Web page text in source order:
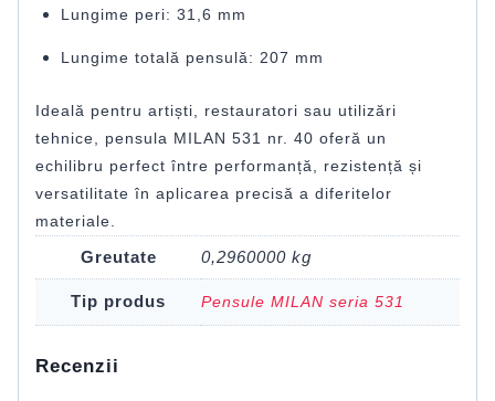
Lungime peri: 31,6 mm
Lungime totală pensulă: 207 mm
Ideală pentru artiști, restauratori sau utilizări
tehnice, pensula MILAN 531 nr. 40 oferă un
echilibru perfect între performanță, rezistență și
versatilitate în aplicarea precisă a diferitelor
materiale.
Greutate 0,2960000 kg
Tip produs Pensule MILAN seria 531
Recenzii